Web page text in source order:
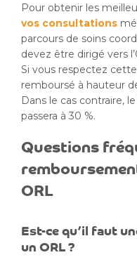
Pour obtenir les
vos consultations
parcours de soins
devez être dirigé vers
Si vous respectez
remboursé à hauteur
Dans le cas contraire,
passera à 30 %.
Questions
ORL
Est-ce qu’il faut
un ORL ?